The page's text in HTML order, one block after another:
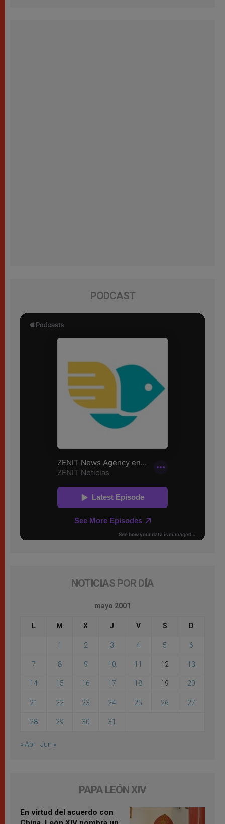
PODCAST
NOTICIAS POR DÍA
mayo 2001
L M X J V S D
1 2 3 4 5 6
7 8 9 10 11 12 13
14 15 16 17 18 19 20
21 22 23 24 25 26 27
28 29 30 31
« Abr Jun »
PAPA LEÓN XIV
En virtud del acuerdo con